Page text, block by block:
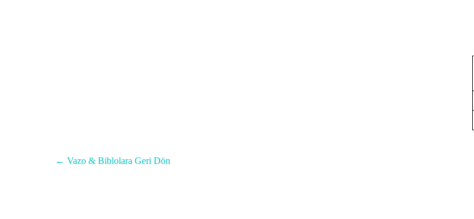
← Vazo & Biblolara Geri Dön